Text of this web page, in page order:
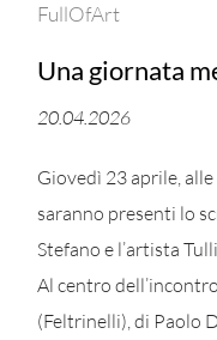
FullOfArt
Una giornata
20.04.2026
Giovedì 23 aprile,
saranno presenti lo
Stefano e l’artista
Al centro
(Feltrinelli), di Paolo